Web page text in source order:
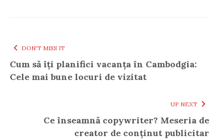
DON'T MISS IT
Cum să îți planifici vacanța în Cambodgia:
Cele mai bune locuri de vizitat
UP NEXT
Ce înseamnă copywriter? Meseria de
creator de conținut publicitar